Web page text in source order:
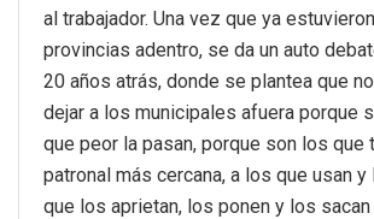
al trabajador. Una vez que ya
provincias adentro, se da un auto
20 años atrás, donde se plantea que
dejar a los municipales afuera porque
que peor la pasan, porque son los que
patronal más cercana, a los que usan y
que los aprietan, los ponen y los